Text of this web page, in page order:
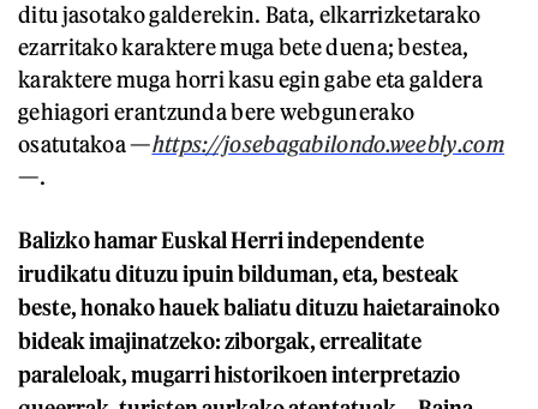
ditu jasotako galderekin. Bata, elkarrizketarako
ezarritako karaktere muga bete duena; bestea,
karaktere muga horri kasu egin gabe eta galdera
gehiagori erantzunda bere webgunerako
osatutakoa —https://josebagabilondo.weebly.com
—.
Balizko hamar Euskal Herri independente
irudikatu dituzu ipuin bilduman, eta, besteak
beste, honako hauek baliatu dituzu haietarainoko
bideak imajinatzeko: ziborgak, errealitate
paraleloak, mugarri historikoen interpretazio